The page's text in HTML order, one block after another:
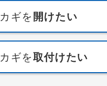
カギを 開けたい
カギを取付けたい